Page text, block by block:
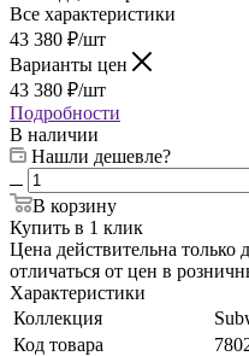
Все характеристики
43 380 ₽/шт
Варианты цен
43 380 ₽/шт
Подробности
В наличии
Нашли дешевле?
В корзину
Купить в 1 клик
Цена действительна только
отличаться от цен в
Характеристики
Коллекция
Код товара